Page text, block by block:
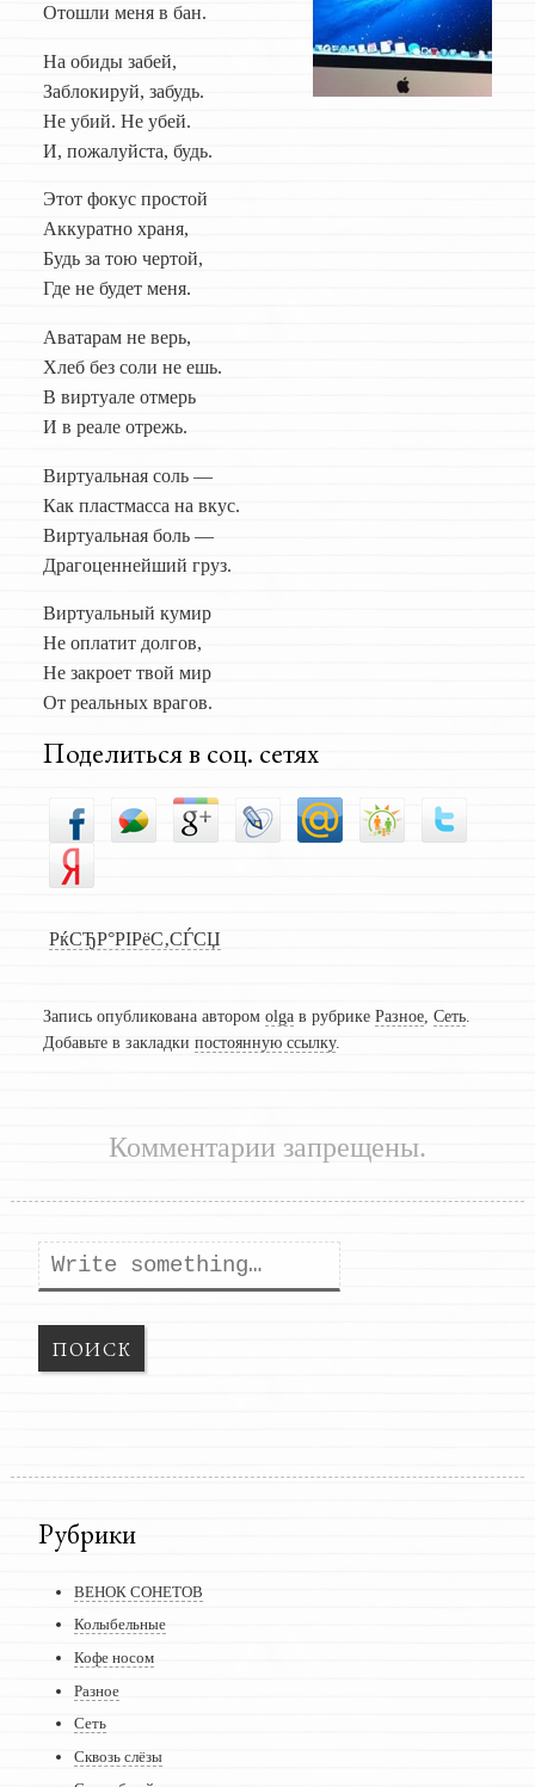
Отошли меня в бан.
На обиды забей,
Заблокируй, забудь.
Не убий. Не убей.
И, пожалуйста, будь.
Этот фокус простой
Аккуратно храня,
Будь за тою чертой,
Где не будет меня.
Аватарам не верь,
Хлеб без соли не ешь.
В виртуале отмерь
И в реале отрежь.
Виртуальная соль —
Как пластмасса на вкус.
Виртуальная боль —
Драгоценнейший груз.
Виртуальный кумир
Не оплатит долгов,
Не закроет твой мир
От реальных врагов.
Поделиться в соц. сетях
РќСЂР°РІРёС‚СЃСЏ
Запись опубликована автором olgaв рубрике Разное, Сеть.
Добавьте в закладки постоянную ссылку.
Комментарии запрещены.
Поиск
Рубрики
ВЕНОК СОНЕТОВ
Колыбельные
Кофе носом
Разное
Сеть
Сквозь слёзы